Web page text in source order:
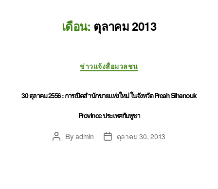
เดือน: ตุลาคม 2013
ข่าวแจ้งสื่อมวลชน
30 ตุลาคม 2556 : การเปิดสำนักขายแห่งใหม่ ในจังหวัด Preah Sihanouk
Province ประเทศกัมพูชา
Byadmin ตุลาคม 30, 2013